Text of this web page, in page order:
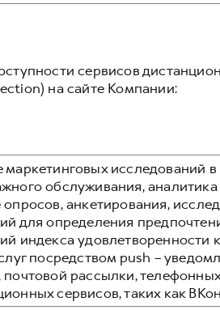
сервисов
на сайте Компании:
исследований
обслуживания, аналитика
анкетирования,
для определения
индекса удовлетворенности
посредством push –
рассылки,
сервисов, таких как